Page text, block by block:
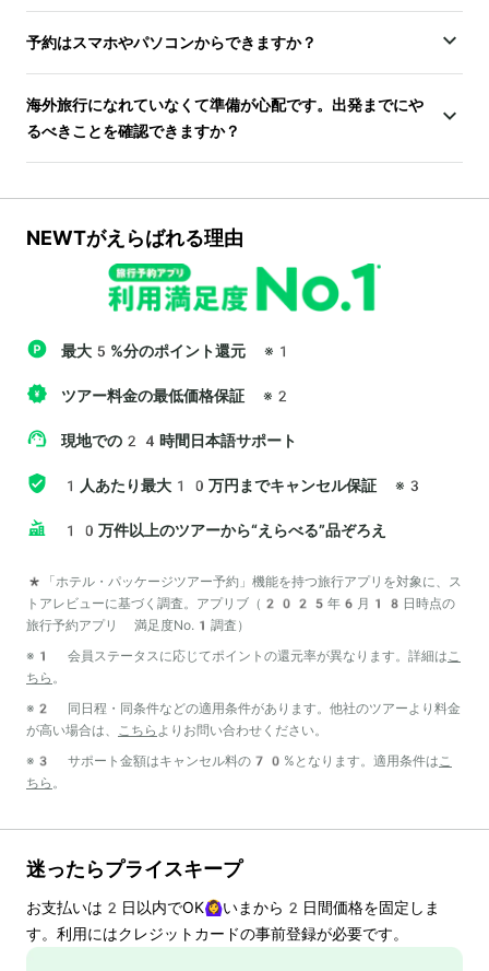
予約はスマホやパソコンからできますか？
海外旅行になれていなくて準備が心配です。出発までにや
るべきことを確認できますか？
NEWTがえらばれる理由
最大5%分のポイント還元 ※1
ツアー料金の最低価格保証 ※2
現地での24時間日本語サポート
1人あたり最大10万円までキャンセル保証 ※3
10万件以上のツアーから“えらべる”品ぞろえ
*「ホテル・パッケージツアー予約」機能を持つ旅行アプリを対象に、ス
トアレビューに基づく調査。アプリブ（2025年6月18日時点の
旅行予約アプリ 満足度No.1調査）
※1 会員ステータスに応じてポイントの還元率が異なります。詳細は こ
ちら 。
※2 同日程・同条件などの適用条件があります。他社のツアーより料金
が高い場合は、
こちら よりお問い合わせください。
※3 サポート金額はキャンセル料の70%となります。適用条件は こ
ちら 。
迷ったらプライスキープ
お支払いは 2 日以内でOK🙆‍♀️いまから 2 日間価格を固定しま
す。利用にはクレジットカードの事前登録が必要です。